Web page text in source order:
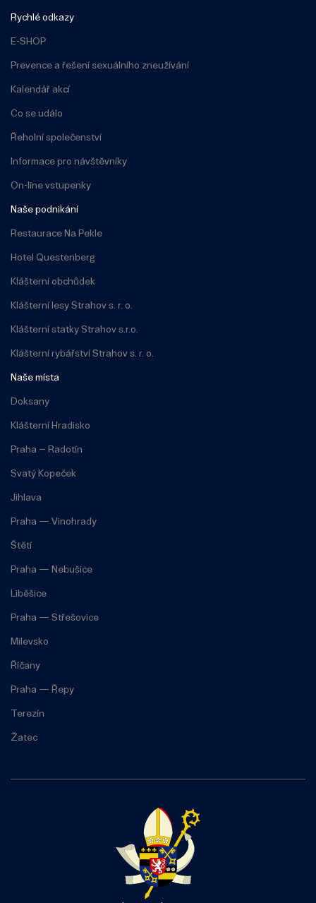
Rychlé odkazy
E-SHOP
Prevence a řešení sexuálního zneužívání
Kalendář akcí
Co se událo
Řeholní společenství
Informace pro návštěvníky
On-line vstupenky
Naše podnikání
Restaurace Na Pekle
Hotel Questenberg
Klášterní obchůdek
Klášterní lesy Strahov s. r. o.
Klášterní statky Strahov s.r.o.
Klášterní rybářství Strahov s. r. o.
Naše místa
Doksany
Klášterní Hradisko
Praha – Radotín
Svatý Kopeček
Jihlava
Praha — Vinohrady
Štětí
Praha — Nebušice
Liběšice
Praha — Střešovice
Milevsko
Říčany
Praha — Řepy
Terezín
Žatec